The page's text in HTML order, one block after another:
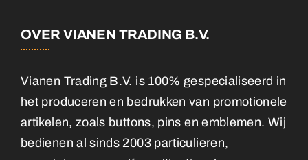
OVER VIANEN TRADING B.V.
Vianen Trading B.V. is 100% gespecialiseerd in
het produceren en bedrukken van promotionele
artikelen, zoals buttons, pins en emblemen. Wij
bedienen al sinds 2003 particulieren,